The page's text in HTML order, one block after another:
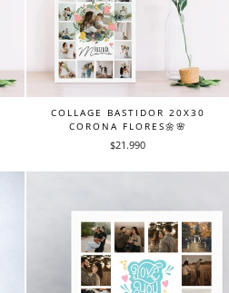
COLLAGE BASTIDOR 20X30
CORONA FLORES🌼🌸
$21.990